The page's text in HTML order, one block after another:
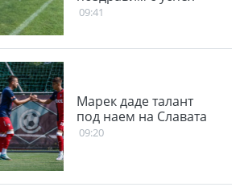
09:41
Марек даде талант
под наем на Славата
09:20